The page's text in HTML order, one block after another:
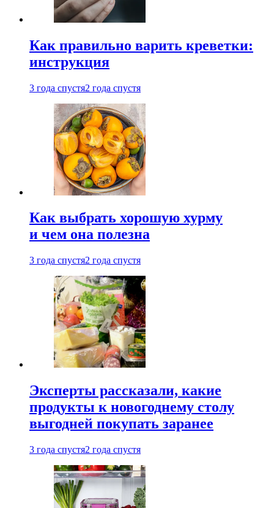
Как правильно варить креветки:
инструкция
3 года спустя2 года спустя
Как выбрать хорошую хурму
и чем она полезна
3 года спустя2 года спустя
Эксперты рассказали, какие
продукты к новогоднему столу
выгодней покупать заранее
3 года спустя2 года спустя